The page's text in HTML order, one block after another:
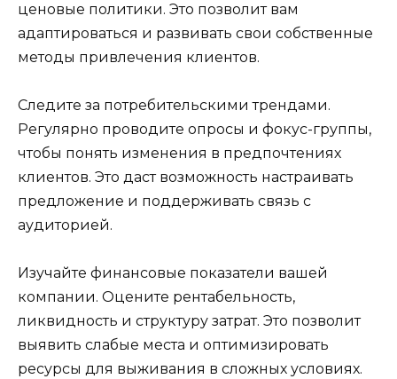
ценовые политики. Это позволит вам
адаптироваться и развивать свои собственные
методы привлечения клиентов.
Следите за потребительскими трендами.
Регулярно проводите опросы и фокус-группы,
чтобы понять изменения в предпочтениях
клиентов. Это даст возможность настраивать
предложение и поддерживать связь с
аудиторией.
Изучайте финансовые показатели вашей
компании. Оцените рентабельность,
ликвидность и структуру затрат. Это позволит
выявить слабые места и оптимизировать
ресурсы для выживания в сложных условиях.